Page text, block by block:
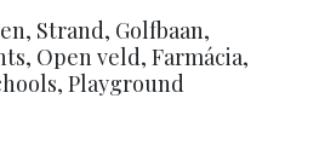
Strand, Golfbaan,
Open veld, Farmácia,
Playground